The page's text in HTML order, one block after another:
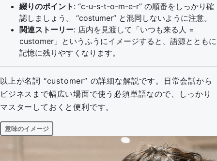
綴りのポイント : “c-u-s-t-o-m-e-r” の順番をしっかり確
認しましょう。 “costumer” と混同しないように注意。
関連ストーリー: 店内を見渡して「いつも来る人 =
customer」というふうにイメージすると、語源とともに
記憶に残りやすくなります。
以上が名詞 “customer” の詳細な解説です。日常会話から
ビジネスまで幅広い場面で使う必須単語なので、しっかり
マスターしておくと便利です。
意味のイメージ